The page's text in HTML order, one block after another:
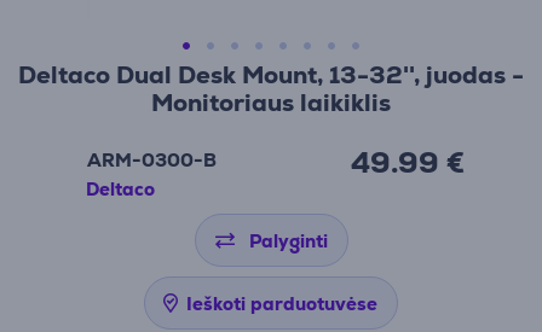
Deltaco Dual Desk Mount, 13-32'', juodas -
Monitoriaus laikiklis
ARM-0300-B
Deltaco
49.99 €
Palyginti
Ieškoti parduotuvėse